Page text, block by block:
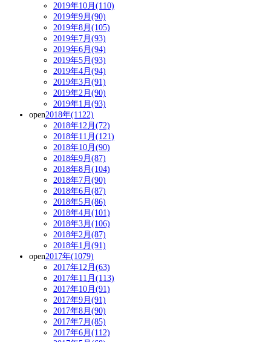
2019年10月(110)
2019年9月(90)
2019年8月(105)
2019年7月(93)
2019年6月(94)
2019年5月(93)
2019年4月(94)
2019年3月(91)
2019年2月(90)
2019年1月(93)
open2018年(1122)
2018年12月(72)
2018年11月(121)
2018年10月(90)
2018年9月(87)
2018年8月(104)
2018年7月(90)
2018年6月(87)
2018年5月(86)
2018年4月(101)
2018年3月(106)
2018年2月(87)
2018年1月(91)
open2017年(1079)
2017年12月(63)
2017年11月(113)
2017年10月(91)
2017年9月(91)
2017年8月(90)
2017年7月(85)
2017年6月(112)